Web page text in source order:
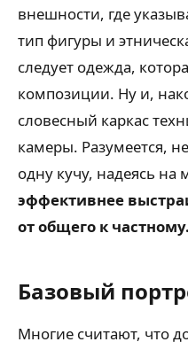
внешности, где
тип фигуры и
следует одежда,
композиции. Ну и,
словесный каркас
камеры. Разумеется,
одну кучу, надеясь на
эффективнее
от общего к частному.
Базовый
Многие считают, что